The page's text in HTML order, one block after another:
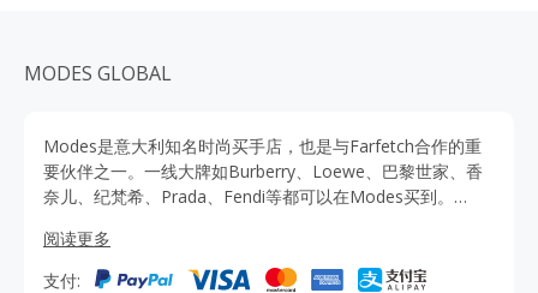
MODES GLOBAL
Modes是意大利知名时尚买手店，也是与Farfetch合作的重
要伙伴之一。一线大牌如Burberry、Loewe、巴黎世家、香
奈儿、纪梵希、Prada、Fendi等都可以在Modes买到。
现在的着装美感。通过TopCashback到Modes官网海淘，品
牌正品保证，可以支付宝/直邮，海淘省钱又省心。
阅读更多
支付: